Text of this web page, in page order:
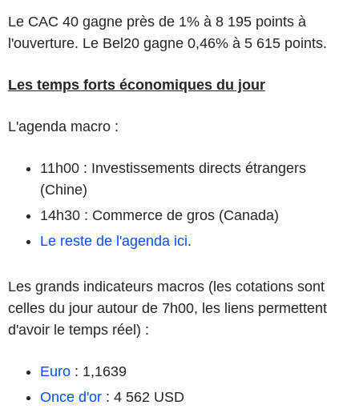
Le CAC 40 gagne près de 1% à 8 195 points à
l'ouverture. Le Bel20 gagne 0,46% à 5 615 points.
Les temps forts économiques du jour
L'agenda macro :
11h00 : Investissements directs étrangers
(Chine)
14h30 : Commerce de gros (Canada)
Le reste de l'agenda ici.
Les grands indicateurs macros (les cotations sont
celles du jour autour de 7h00, les liens permettent
d'avoir le temps réel) :
Euro : 1,1639
Once d'or : 4 562 USD